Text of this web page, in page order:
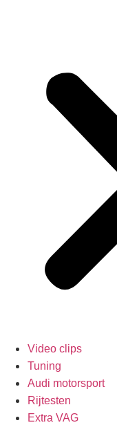
Video clips
Tuning
Audi motorsport
Rijtesten
Extra VAG